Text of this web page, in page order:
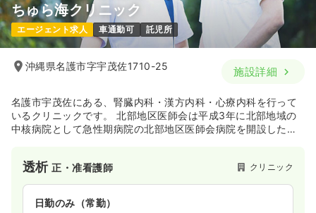
ちゅら海クリニック
エージェント求人 車通勤可 託児所
沖縄県名護市字宇茂佐1710-25 施設詳細
名護市宇茂佐にある、腎臓内科・漢方内科・心療内科を行って
いるクリニックです。 北部地区医師会は平成3年に北部地域の
中核病院として急性期病院の北部地区医師会病院を開設した法
透析正・准看護師 クリニック
日勤のみ（常勤）